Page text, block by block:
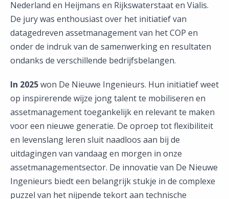
Nederland en Heijmans en Rijkswaterstaat en Vialis.
De jury was enthousiast over het initiatief van
datagedreven assetmanagement van het COP en
onder de indruk van de samenwerking en resultaten
ondanks de verschillende bedrijfsbelangen.
In 2025won De Nieuwe Ingenieurs. Hun initiatief weet
op inspirerende wijze jong talent te mobiliseren en
assetmanagement toegankelijk en relevant te maken
voor een nieuwe generatie. De oproep tot flexibiliteit
en levenslang leren sluit naadloos aan bij de
uitdagingen van vandaag en morgen in onze
assetmanagementsector. De innovatie van De Nieuwe
Ingenieurs biedt een belangrijk stukje in de complexe
puzzel van het nijpende tekort aan technische